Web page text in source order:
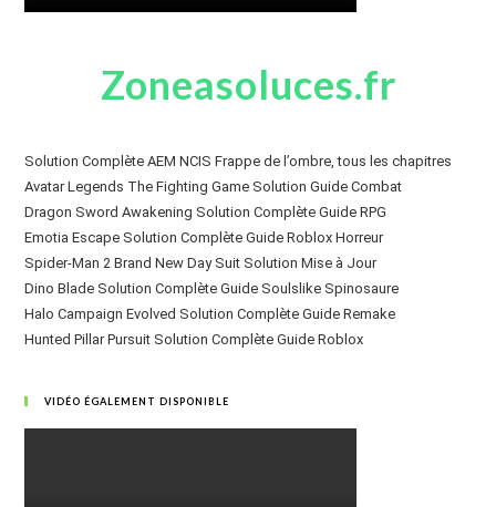
Zoneasoluces.fr
Solution Complète AEM NCIS Frappe de l’ombre, tous les chapitres
Avatar Legends The Fighting Game Solution Guide Combat
Dragon Sword Awakening Solution Complète Guide RPG
Emotia Escape Solution Complète Guide Roblox Horreur
Spider-Man 2 Brand New Day Suit Solution Mise à Jour
Dino Blade Solution Complète Guide Soulslike Spinosaure
Halo Campaign Evolved Solution Complète Guide Remake
Hunted Pillar Pursuit Solution Complète Guide Roblox
VIDÉO ÉGALEMENT DISPONIBLE